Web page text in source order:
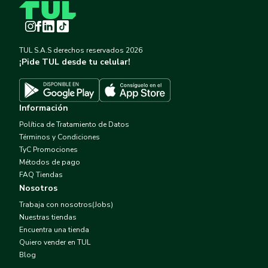
Instagram
Facebook
LinkedInTikTok
TUL S.A.S derechos reservados 2026
¡Pide TUL desde tu celular!
Descargar TUL en Google Play
Información
Política de Tratamiento de Datos
Términos y Condiciones
TyC Promociones
Métodos de pago
FAQ Tiendas
Nosotros
Trabaja con nosotros(Jobs)
Nuestras tiendas
Encuentra una tienda
Quiero vender en TUL
Blog